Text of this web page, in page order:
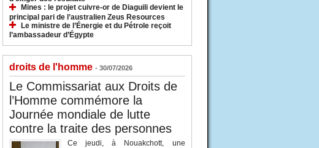
Mines : le projet cuivre-or de Diaguili devient le
principal pari de l’australien Zeus Resources
Le ministre de l’Énergie et du Pétrole reçoit
l’ambassadeur d’Égypte
droits de l'homme - 30/07/2026
Le Commissariat aux Droits de
l’Homme commémore la
Journée mondiale de lutte
contre la traite des personnes
Ce jeudi, à Nouakchott, une